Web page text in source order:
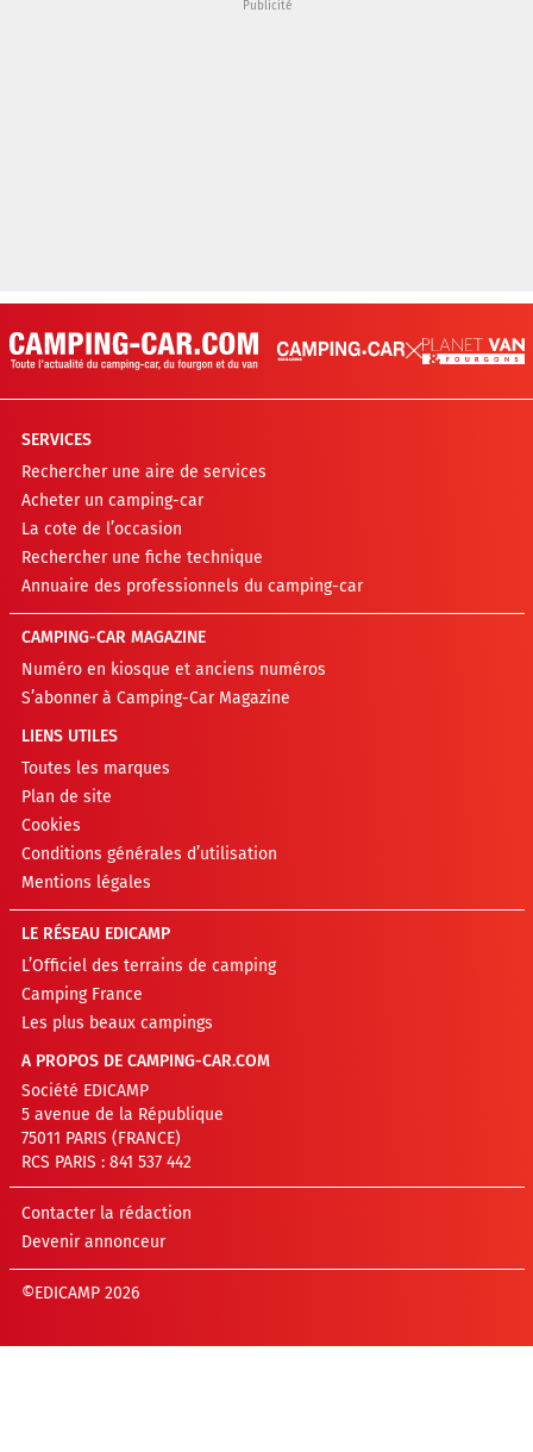
SERVICES
Rechercher une aire de services
Acheter un camping-car
La cote de l’occasion
Rechercher une fiche technique
Annuaire des professionnels du camping-car
CAMPING-CAR MAGAZINE
Numéro en kiosque et anciens numéros
S’abonner à Camping-Car Magazine
LIENS UTILES
Toutes les marques
Plan de site
Cookies
Conditions générales d’utilisation
Mentions légales
LE RÉSEAU EDICAMP
L’Officiel des terrains de camping
Camping France
Les plus beaux campings
A PROPOS DE CAMPING-CAR.COM
Société EDICAMP
5 avenue de la République
75011 PARIS (FRANCE)
RCS PARIS : 841 537 442
Contacter la rédaction
Devenir annonceur
©EDICAMP 2026